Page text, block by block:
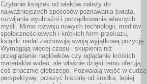
Czytanie książek od wieków należy do
najważniejszych sposobów poznawania świata,
rozwijania wyobraźni i porządkowania własnych
myśli. Mimo rozwoju nowych technologii, mediów
społecznościowych i krótkich form przekazu,
książki nadal zachowują swoją wyjątkową pozycję.
Wymagają więcej czasu i skupienia niż
przeglądanie nagłówków czy oglądanie krótkich
materiałów wideo, ale właśnie dzięki temu oferują
coś znacznie głębszego. Pozwalają wejść w cudzą
perspektywę, przeżyć historię od środka, lepiej